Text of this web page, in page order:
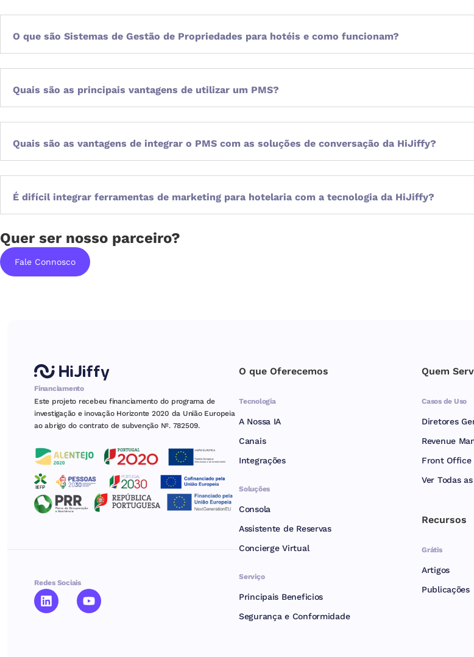
O que são Sistemas de Gestão de Propriedades para hotéis e como funcionam?
Quais são as principais vantagens de utilizar um PMS?
Quais são as vantagens de integrar o PMS com as soluções de conversação da HiJiffy?
É difícil integrar ferramentas de marketing para hotelaria com a tecnologia da HiJiffy?
Quer ser nosso parceiro?
Fale Connosco
Financiamento
Este projeto recebeu financiamento do programa de
investigação e inovação Horizonte 2020 da União Europeia
ao abrigo do contrato de subvenção Nº. 782509.
Redes Sociais
O que Oferecemos
Tecnologia
A Nossa IA
Canais
Integrações
Soluções
Consola
Assistente de Reservas
Concierge Virtual
Serviço
Principais Beneficios
Segurança e Conformidade
Quem
Casos de Uso
Diretores
Revenue
Front Office
Ver Todas
Recursos
Grátis
Artigos
Publicações